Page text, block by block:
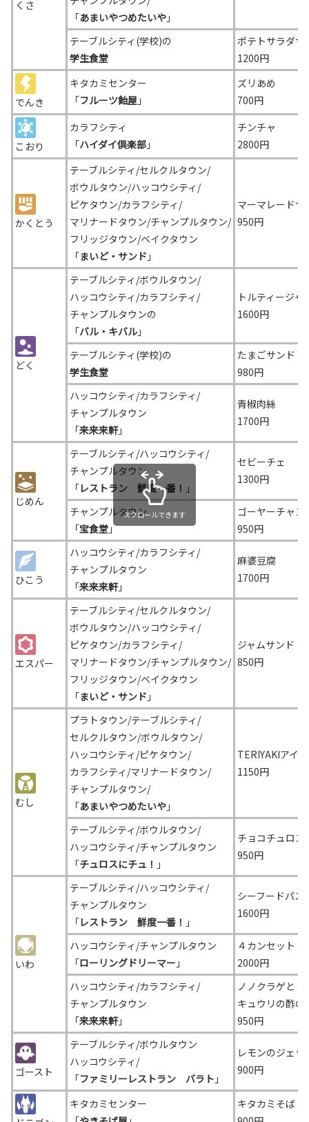
くさ
「あまいやつめたいや 」
テーブルシティ(学校)の
学生食堂
ポテトサラダサ
1200円
でんき
キタカミセンター
「フルーツ飴屋 」
ズリあめ
700円
こおり
カラフシティ
「ハイダイ倶楽部 」
チンチャ
2800円
かくとう
テーブルシティ/セルクルタウン/
ボウルタウン/ハッコウシティ/
ピケタウン/カラフシティ/
マリナードタウン/チャンプルタウン/
フリッジタウン/ベイクタウン
「まいど・サンド 」
マーマレードサ
950円
どく
テーブルシティ/ボウルタウン/
ハッコウシティ/カラフシティ/
チャンプルタウンの
「バル・キバル」
トルティージャ
1600円
テーブルシティ(学校)の
学生食堂
たまごサンド
980円
ハッコウシティ/カラフシティ/
チャンプルタウン
「来来来軒」
青椒肉絲
1700円
じめん
テーブルシティ/ハッコウシティ/
チャンプルタウン
「レストラン 鮮度一番！ 」
セビーチェ
1300円
チャンプルタウン
「宝食堂 」
ゴーヤーチャン
950円
ひこう
ハッコウシティ/カラフシティ/
チャンプルタウン
「来来来軒」
麻婆豆腐
1700円
エスパー
テーブルシティ/セルクルタウン/
ボウルタウン/ハッコウシティ/
ピケタウン/カラフシティ/
マリナードタウン/チャンプルタウン/
フリッジタウン/ベイクタウン
「まいど・サンド 」
ジャムサンド
850円
むし
プラトタウン/テーブルシティ/
セルクルタウン/ボウルタウン/
ハッコウシティ/ピケタウン/
カラフシティ/マリナードタウン/
チャンプルタウン/
「あまいやつめたいや 」
TERIYAKIアイス
1150円
テーブルシティ/ボウルタウン/
ハッコウシティ/チャンプルタウン
「チュロスにチュ！ 」
チョコチュロス
950円
いわ
テーブルシティ/ハッコウシティ/
チャンプルタウン
「レストラン 鮮度一番！ 」
シーフードパス
1600円
ハッコウシティ/チャンプルタウン
「ローリングドリーマー 」
４カンセット
2000円
ハッコウシティ/カラフシティ/
チャンプルタウン
「来来来軒」
ノノクラゲと
キュウリの酢の
950円
ゴースト
テーブルシティ/ボウルタウン
ハッコウシティ/
「ファミリーレストラン バラト 」
レモンのジェラ
900円
キタカミセンター
キタカミそば
スクロールできます